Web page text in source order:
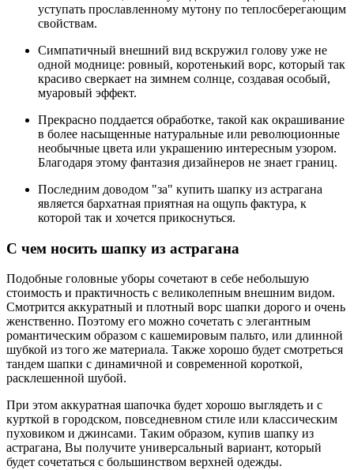
уступать прославленному мутону по теплосберегающим
свойствам.
Симпатичный внешний вид вскружил голову уже не
одной моднице: ровный, коротенький ворс, который так
красиво сверкает на зимнем солнце, создавая особый,
муаровый эффект.
Прекрасно поддается обработке, такой как окрашивание
в более насыщенные натуральные или революционные
необычные цвета или украшению интересным узором.
Благодаря этому фантазия дизайнеров не знает границ.
Последним доводом "за" купить шапку из астрагана
является бархатная приятная на ощупь фактура, к
которой так и хочется прикоснуться.
С чем носить шапку из астрагана
Подобные головные уборы сочетают в себе небольшую
стоимость и практичность с великолепным внешним видом.
Смотрится аккуратный и плотный ворс шапки дорого и очень
женственно. Поэтому его можно сочетать с элегантным
романтическим образом с кашемировым пальто, или длинной
шубкой из того же материала. Также хорошо будет смотреться
тандем шапки с динамичной и современной короткой,
расклешенной шубой.
При этом аккуратная шапочка будет хорошо выглядеть и с
курткой в городском, повседневном стиле или классическим
пуховиком и джинсами. Таким образом, купив шапку из
астрагана, Вы получите универсальный вариант, который
будет сочетаться с большинством верхней одежды.